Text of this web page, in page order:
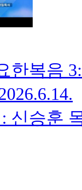
한복음
신승훈